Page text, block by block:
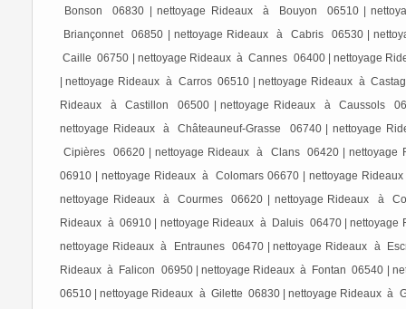
Bonson 06830 | nettoyage Rideaux à Bouyon 06510 |
Briançonnet 06850 | nettoyage Rideaux à Cabris 06530 |
Caille 06750 | nettoyage Rideaux à Cannes 06400 | nettoyage
| nettoyage Rideaux à Carros 06510 | nettoyage Rideaux à
Rideaux à Castillon 06500 | nettoyage Rideaux à Caussols
nettoyage Rideaux à Châteauneuf-Grasse 06740 | nettoyage
Cipières 06620 | nettoyage Rideaux à Clans 06420 |
06910 | nettoyage Rideaux à Colomars 06670 | nettoyage
nettoyage Rideaux à Courmes 06620 | nettoyage Rideaux à
Rideaux à 06910 | nettoyage Rideaux à Daluis 06470 |
nettoyage Rideaux à Entraunes 06470 | nettoyage Rideaux à
Rideaux à Falicon 06950 | nettoyage Rideaux à Fontan 06540 |
06510 | nettoyage Rideaux à Gilette 06830 | nettoyage Rideaux